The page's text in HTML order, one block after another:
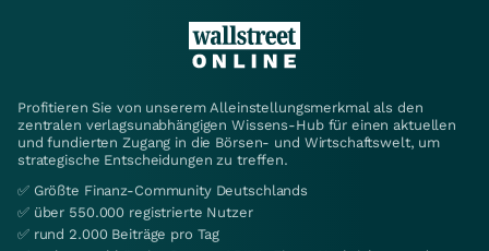
Profitieren Sie von unserem Alleinstellungsmerkmal als den
zentralen verlagsunabhängigen Wissens-Hub für einen aktuellen
und fundierten Zugang in die Börsen- und Wirtschaftswelt, um
strategische Entscheidungen zu treffen.
✅ Größte Finanz-Community Deutschlands
✅ über 550.000 registrierte Nutzer
✅ rund 2.000 Beiträge pro Tag